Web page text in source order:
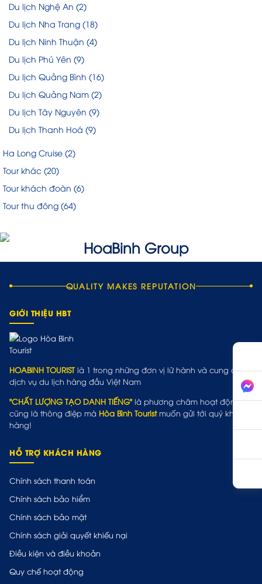
Du lịch Nghệ An (2)
Du lịch Nha Trang (18)
Du lịch Ninh Thuận (4)
Du lịch Phú Yên (9)
Du lịch Quảng Bình (16)
Du lịch Quảng Nam (2)
Du lịch Tây Nguyên (9)
Du lịch Thanh Hoá (9)
Ha Long Cruise (2)
Tour khác (20)
Tour khách đoàn (6)
Tour thu đông (64)
QUALITY MAKES REPUTATION
GIỚI THIỆU HBT
HOABINH TOURIST là 1 trong những đơn vị lữ hành và cung cấp
dịch vụ du lịch hàng đầu Việt Nam
"CHẤT LƯỢNG TẠO DANH TIẾNG" là phương châm hoạt động và
cũng là thông điệp mà Hòa Bình Touristmuốn gửi tới quý khách
hàng!
HỖ TRỢ KHÁCH HÀNG
Chính sách thanh toán
Chính sách bảo hiểm
Chính sách bảo mật
Chính sách giải quyết khiếu nại
Điều kiện và điều khoản
Quy chế hoạt động